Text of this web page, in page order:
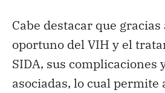
Cabe destacar que
oportuno del VIH y el
SIDA, sus complicaciones
asociadas, lo cual permite